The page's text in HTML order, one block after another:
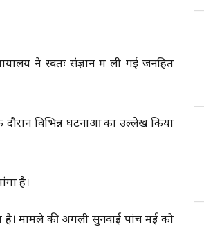
ने स्वतः संज्ञान में ली गई जनहित
दौरान विभिन्न घटनाओं का उल्लेख किया
है।
मामले की अगली सुनवाई पांच मई को